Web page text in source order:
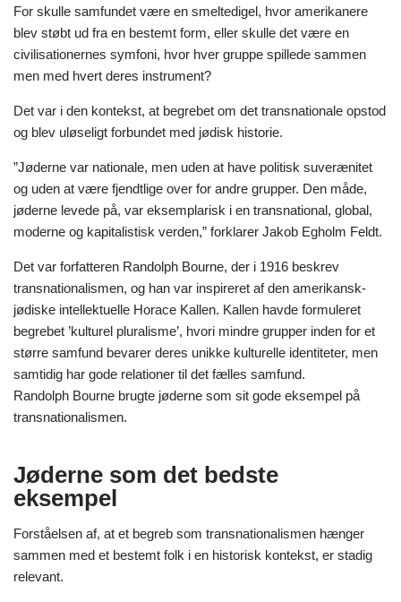
For skulle samfundet være en smeltedigel, hvor amerikanere
blev støbt ud fra en bestemt form, eller skulle det være en
civilisationernes symfoni, hvor hver gruppe spillede sammen
men med hvert deres instrument?
Det var i den kontekst, at begrebet om det transnationale opstod
og blev uløseligt forbundet med jødisk historie.
”Jøderne var nationale, men uden at have politisk suverænitet
og uden at være fjendtlige over for andre grupper. Den måde,
jøderne levede på, var eksemplarisk i en transnational, global,
moderne og kapitalistisk verden,” forklarer Jakob Egholm Feldt.
Det var forfatteren Randolph Bourne, der i 1916 beskrev
transnationalismen, og han var inspireret af den amerikansk-
jødiske intellektuelle Horace Kallen. Kallen havde formuleret
begrebet ’kulturel pluralisme’, hvori mindre grupper inden for et
større samfund bevarer deres unikke kulturelle identiteter, men
samtidig har gode relationer til det fælles samfund.
Randolph Bourne brugte jøderne som sit gode eksempel på
transnationalismen.
Jøderne som det bedste
eksempel
Forståelsen af, at et begreb som transnationalismen hænger
sammen med et bestemt folk i en historisk kontekst, er stadig
relevant.